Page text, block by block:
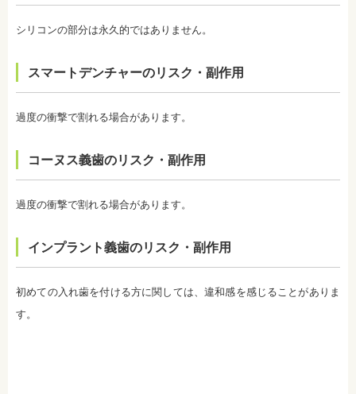
続けていくことで目立たなくなることが多いです。
・白さを維持するためにはメンテナンスが必要にな
・ホワイトニングは、歯の表面が荒れる、知覚過敏
ケチャップなど避けたほうがいい飲み物、食事があ
ります。また、ホワイトニングが終わってもこれら
監修医情報 医療法人社団日坂会 理事長 日坂充宏
先生
日本大学歯学部卒業
日本大学歯学部口腔外科第２講座大学院卒業
歯学博士（口腔外科学）
日本大学歯学部非常勤講師
社会福祉法人富士白苑理事
シリコンの部分は永久的ではありません。
スマートデンチャーのリスク・副作用
過度の衝撃で割れる場合があります。
コーヌス義歯のリスク・副作用
過度の衝撃で割れる場合があります。
インプラント義歯のリスク・副作用
初めての入れ歯を付ける方に関しては、違和感を感じることがありま
す。